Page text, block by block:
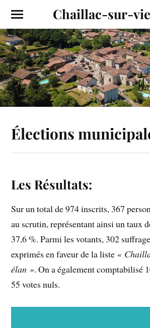
Chaillac-sur-
Élections
Les Résultats:
Sur un total de 974 inscrits, 367
au scrutin, représentant ainsi un taux
37,6 %. Parmi les votants, 302
exprimés en faveur de la liste «
élan ». On a également comptabilisé
55 votes nuls.